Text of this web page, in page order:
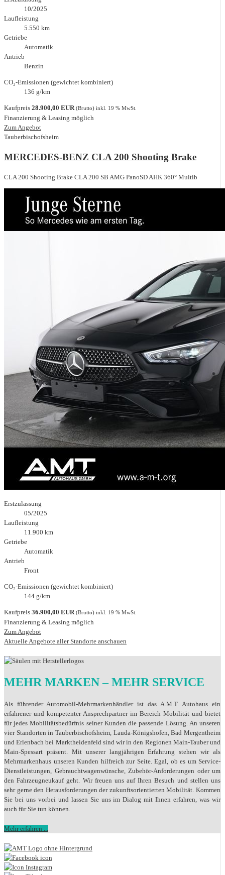
10/2025
Laufleistung
5.550 km
Getriebe
Automatik
Antrieb
Benzin
CO₂-Emissionen (gewichtet kombiniert)
136 g/km
Kaufpreis 28.900,00 EUR (Brutto) inkl. 19 % MwSt.
Finanzierung & Leasing möglich
Zum Angebot
Tauberbischofsheim
MERCEDES-BENZ CLA 200 Shooting Brake
CLA 200 Shooting Brake CLA 200 SB AMG PanoSD AHK 360° Multib
Erstzulassung
05/2025
Laufleistung
11.900 km
Getriebe
Automatik
Antrieb
Front
CO₂-Emissionen (gewichtet kombiniert)
144 g/km
Kaufpreis 36.900,00 EUR (Brutto) inkl. 19 % MwSt.
Finanzierung & Leasing möglich
Zum Angebot
Aktuelle Angebote aller Standorte anschauen
MEHR MARKEN – MEHR SERVICE
Als führender Automobil-Mehrmarkenhändler ist das A.M.T. Autohaus ein
erfahrener und kompetenter Ansprechpartner im Bereich Mobilität und bietet
für jedes Mobilitätsbedürfnis seiner Kunden die passende Lösung. An unseren
vier Standorten in Tauberbischofsheim, Lauda-Königshofen, Bad Mergentheim
und Erlenbach bei Marktheidenfeld sind wir in den Regionen Main-Tauber und
Main-Spessart präsent. Mit unserer langjährigen Erfahrung stehen wir als
Mehrmarkenhaus unseren Kunden hilfreich zur Seite. Egal, ob es um Service-
Dienstleistungen, Gebrauchtwagenwünsche, Zubehör-Anforderungen oder um
den Fahrzeugneukauf geht. Wir freuen uns auf Ihren Besuch und stellen uns
sehr gerne den Herausforderungen der zukunftsorientierten Mobilität. Kommen
Sie bei uns vorbei und lassen Sie uns im Dialog mit Ihnen erfahren, was wir
auch für Sie tun können.
Mehr erfahren ...